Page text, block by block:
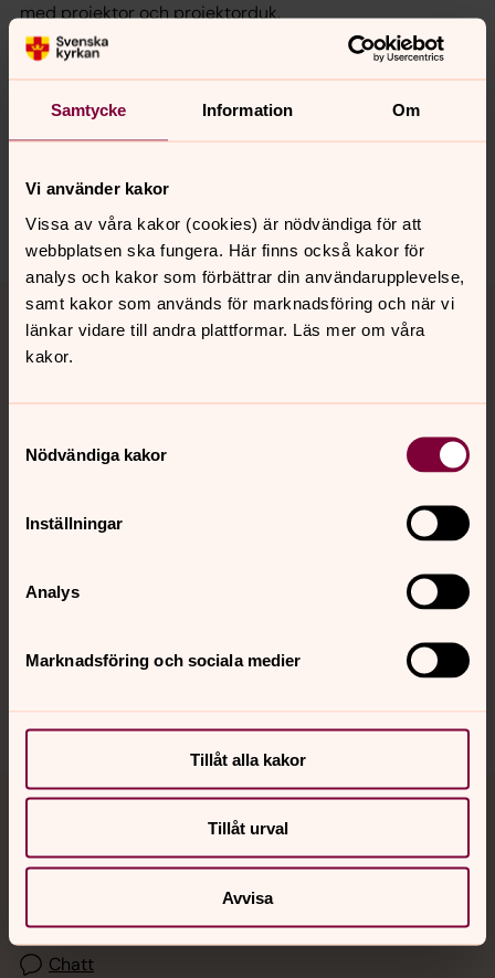
Samtycke Information Om
Vi använder kakor
Vissa av våra kakor (cookies) är nödvändiga för att
webbplatsen ska fungera. Här finns också kakor för
analys och kakor som förbättrar din användarupplevelse,
samt kakor som används för marknadsföring och när vi
länkar vidare till andra plattformar. Läs mer om våra
kakor.
Nödvändiga kakor
Inställningar
Analys
Marknadsföring och sociala medier
Tillåt alla kakor
Tillåt urval
Avvisa
med projektor och projektorduk.
Synpunkter eller frågor på sidans
innehåll?
medelpadsnorra.pastorat@svenskakyrkan.se
Tillbaka till toppen
Tillbaka till innehållet
Kontakt
Sociala kanaler
Jourhavande präst
Akut samtals- och krisstöd. Prata eller chatta anonymt
med en präst på kvällar och nätter.
Chatt